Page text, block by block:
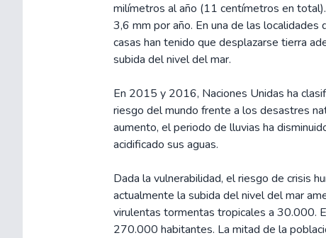
milímetros al año (11 centímetros en
3,6 mm por año. En una de las localidades
casas han tenido que desplazarse tierra
subida del nivel del mar.
En 2015 y 2016, Naciones Unidas ha
riesgo del mundo frente a los desastres
aumento, el periodo de lluvias ha
acidificado sus aguas.
Dada la vulnerabilidad, el riesgo de crisis
actualmente la subida del nivel del mar
virulentas tormentas tropicales a 30.000.
270.000 habitantes. La mitad de la